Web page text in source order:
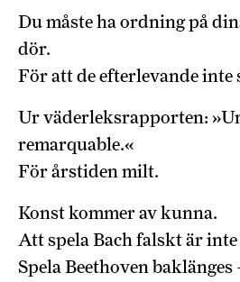
Du måste ha ordning på
dör.
För att de efterlevande inte
Ur väderleksrapporten:
remarquable.«
För årstiden milt.
Konst kommer av kunna.
Att spela Bach falskt är inte
Spela Beethoven baklänges